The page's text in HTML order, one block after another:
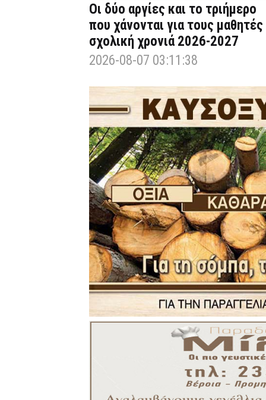
Οι δύο αργίες και το τριήμερο
που χάνονται για τους μαθητές
σχολική χρονιά 2026-2027
2026-08-07 03:11:38